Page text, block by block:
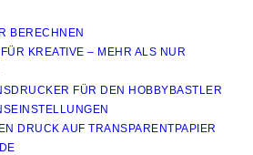
BERECHNEN
KREATIVE – MEHR ALS NUR
FÜR DEN HOBBYBASTLER
DRUCK AUF TRANSPARENTPAPIER